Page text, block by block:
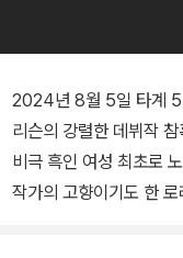
2024년 8월 5일 타계 5
리슨의 강렬한 데뷔작
비극 흑인 여성 최초로 노벨문학상을 수상한 토니 모리슨의 데뷔작.
작가의 고향이기도 한